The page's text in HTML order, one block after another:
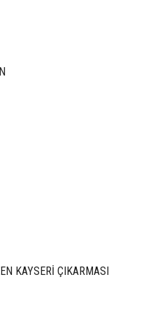
KAYSERİ ÇIKARMASI